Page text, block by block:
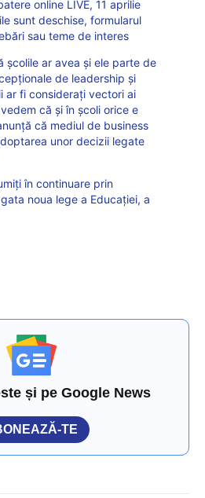
online LIVE, 11 aprilie
sunt deschise, formularul
sau teme de interes
școlile ar avea și ele parte de
de leadership și
ar fi considerați vectori ai
că și în școli orice e
că mediul de business
unor decizii legate
în continuare prin
noua lege a Educației, a
și pe Google News
TE